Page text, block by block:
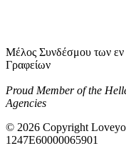
Μέλος Συνδέσμου των εν
Γραφείων
Proud Member of the
Agencies
© 2026 Copyright
1247Ε60000065901